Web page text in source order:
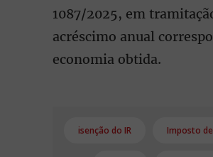
1087/2025, em
acréscimo anual
economia obtida.
isenção do IR Imposto